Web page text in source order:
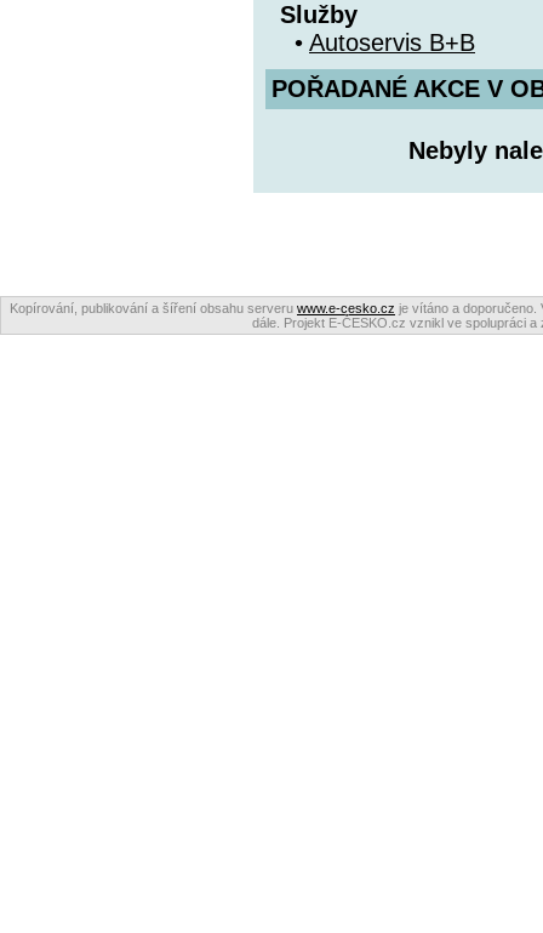
Služby
• Autoservis B+B
POŘADANÉ AKCE V
Nebyly
Kopírování, publikování a šíření obsahu serveru www.e-cesko.cz je vítáno a doporučeno.
dále. Projekt E-ČESKO.cz vznikl ve spolupráci